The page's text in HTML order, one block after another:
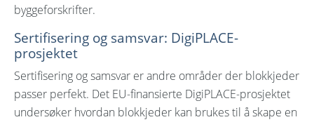
byggeforskrifter.
Sertifisering og samsvar: DigiPLACE-
prosjektet
Sertifisering og samsvar er andre områder der blokkjeder
passer perfekt. Det EU-finansierte DigiPLACE-prosjektet
undersøker hvordan blokkjeder kan brukes til å skape en